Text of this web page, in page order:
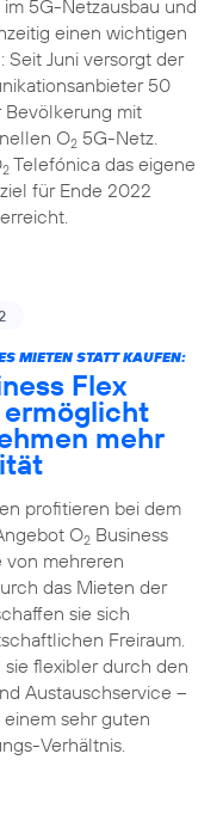
5G-Netzausbau und
einen wichtigen
Seit Juni versorgt der
50
Bevölkerung mit
O25G-Netz.
2Telefónica das eigene
für Ende 2022
MIETEN STATT KAUFEN:
Flex
mehr
profitieren bei dem
O2Business
von mehreren
das Mieten der
sie sich
Freiraum.
sie flexibler durch den
Austauschservice –
einem sehr guten
Verhältnis.